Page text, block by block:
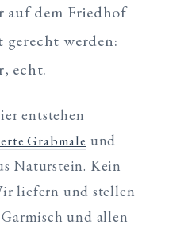
auf dem Friedhof
gerecht werden:
echt.
entstehen
Grabmale und
Naturstein. Kein
liefern und stellen
und allen